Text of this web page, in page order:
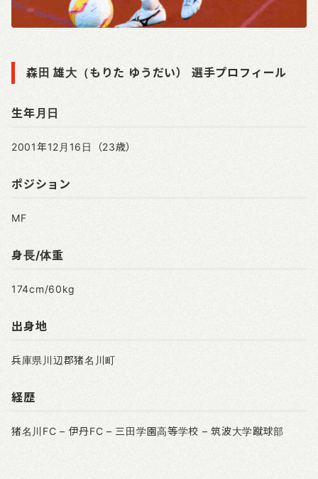
森田 雄大（もりた ゆうだい） 選手プロフィール
生年月日
2001年12月16日（23歳）
ポジション
MF
身長/体重
174cm/60kg
出身地
兵庫県川辺郡猪名川町
経歴
猪名川FC – 伊丹FC – 三田学園高等学校 – 筑波大学蹴球部